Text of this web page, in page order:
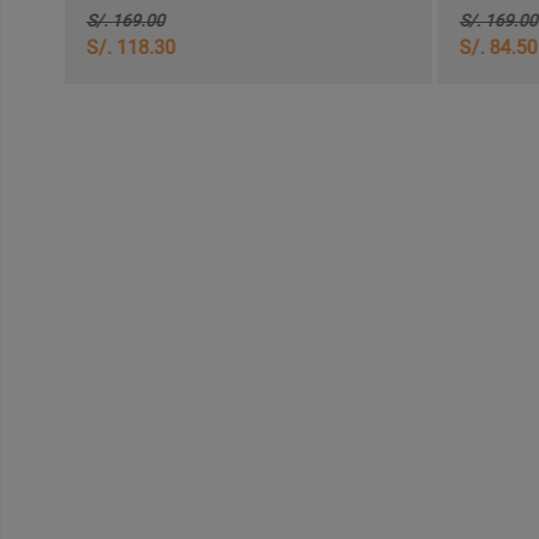
S/. 169.00
S/. 118.30
S/. 169.00
S/. 84.50